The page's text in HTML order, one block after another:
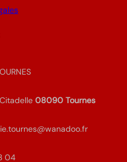
08090 Tournes
04